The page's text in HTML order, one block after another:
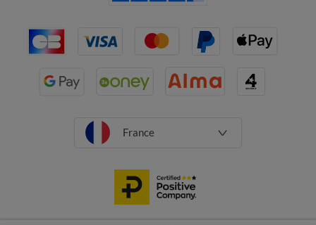
France